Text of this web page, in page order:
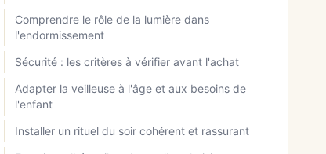
Comprendre le rôle de la lumière dans
l'endormissement
Sécurité : les critères à vérifier avant l'achat
Adapter la veilleuse à l'âge et aux besoins de
l'enfant
Installer un rituel du soir cohérent et rassurant